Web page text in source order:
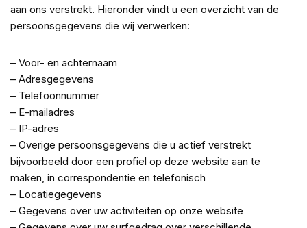
aan ons verstrekt. Hieronder vindt u een overzicht van de
persoonsgegevens die wij verwerken:
– Voor- en achternaam
– Adresgegevens
– Telefoonnummer
– E-mailadres
– IP-adres
– Overige persoonsgegevens die u actief verstrekt
bijvoorbeeld door een profiel op deze website aan te
maken, in correspondentie en telefonisch
– Locatiegegevens
– Gegevens over uw activiteiten op onze website